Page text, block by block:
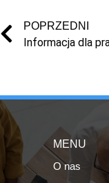
POPRZEDNI
MENU
O nas